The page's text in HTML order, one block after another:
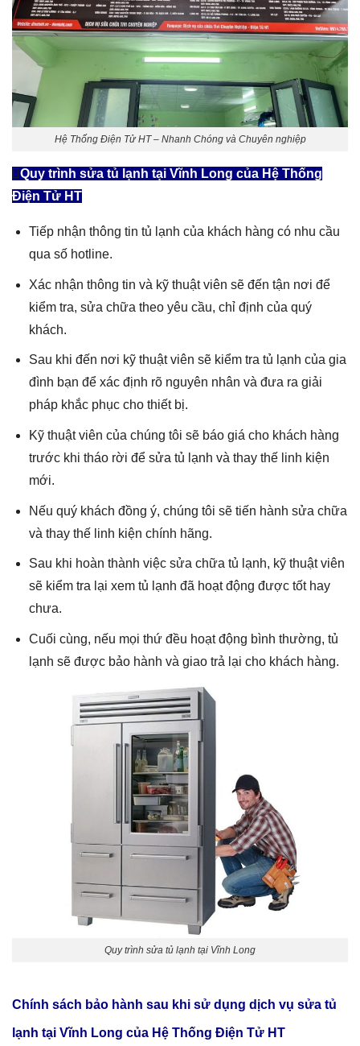
Hệ Thống Điện Tử HT – Nhanh Chóng và Chuyên nghiệp
Quy trình sửa tủ lạnh tại Vĩnh Long của Hệ Thống
Điện Tử HT
Tiếp nhận thông tin tủ lạnh của khách hàng có nhu cầu
qua số hotline.
Xác nhận thông tin và kỹ thuật viên sẽ đến tận nơi để
kiểm tra, sửa chữa theo yêu cầu, chỉ định của quý
khách.
Sau khi đến nơi kỹ thuật viên sẽ kiểm tra tủ lạnh của gia
đình bạn để xác định rõ nguyên nhân và đưa ra giải
pháp khắc phục cho thiết bị.
Kỹ thuật viên của chúng tôi sẽ báo giá cho khách hàng
trước khi tháo rời để sửa tủ lạnh và thay thế linh kiện
mới.
Nếu quý khách đồng ý, chúng tôi sẽ tiến hành sửa chữa
và thay thế linh kiện chính hãng.
Sau khi hoàn thành việc sửa chữa tủ lạnh, kỹ thuật viên
sẽ kiểm tra lại xem tủ lạnh đã hoạt động được tốt hay
chưa.
Cuối cùng, nếu mọi thứ đều hoạt động bình thường, tủ
lạnh sẽ được bảo hành và giao trả lại cho khách hàng.
Quy trình sửa tủ lạnh tại Vĩnh Long
Chính sách bảo hành sau khi sử dụng dịch vụ sửa tủ
lạnh tại Vĩnh Long của Hệ Thống Điện Tử HT